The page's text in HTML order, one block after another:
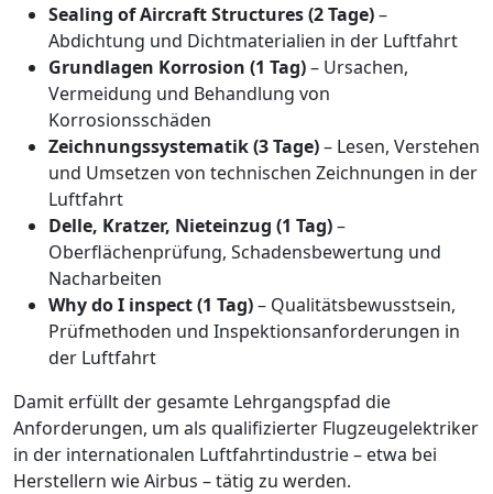
Sealing of Aircraft Structures (2 Tage)–
Abdichtung und Dichtmaterialien in der Luftfahrt
Grundlagen Korrosion (1 Tag)– Ursachen,
Vermeidung und Behandlung von
Korrosionsschäden
Zeichnungssystematik (3 Tage)– Lesen, Verstehen
und Umsetzen von technischen Zeichnungen in der
Luftfahrt
Delle, Kratzer, Nieteinzug (1 Tag)–
Oberflächenprüfung, Schadensbewertung und
Nacharbeiten
Why do I inspect (1 Tag)– Qualitätsbewusstsein,
Prüfmethoden und Inspektionsanforderungen in
der Luftfahrt
Damit erfüllt der gesamte Lehrgangspfad die
Anforderungen, um als qualifizierter Flugzeugelektriker
in der internationalen Luftfahrtindustrie – etwa bei
Herstellern wie Airbus – tätig zu werden.